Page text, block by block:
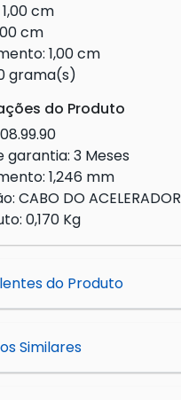
cm
cm
1,00 cm
grama(s)
do Produto
garantia: 3 Meses
1,246 mm
CABO DO ACELERADOR
0,170 Kg
do Produto
Similares